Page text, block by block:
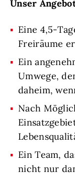
Unser
Eine 4,5-
Freiräume
Ein
Umwege,
daheim,
Nach
Ein Team,
nicht nur